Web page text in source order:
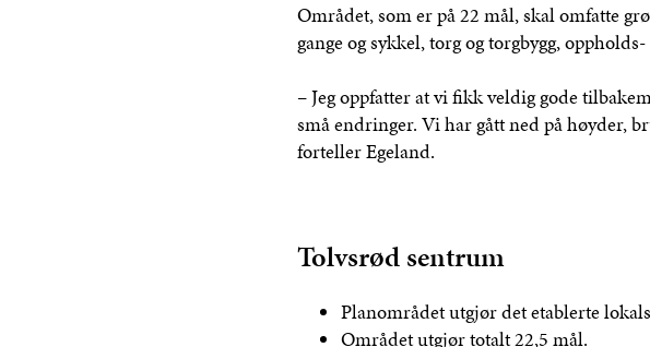
Området, som er på 22 mål, skal omfatte
gange og sykkel, torg og torgbygg,
– Jeg oppfatter at vi fikk veldig gode
små endringer. Vi har gått ned på høyder,
forteller Egeland.
Tolvsrød sentrum
Planområdet utgjør det etablerte
Området utgjør totalt 22,5 mål.